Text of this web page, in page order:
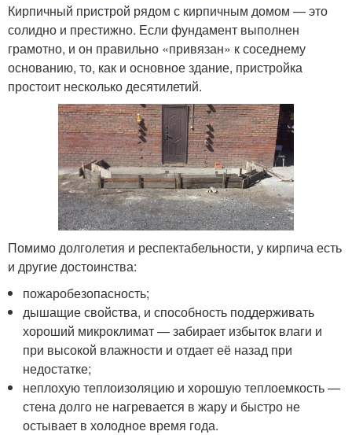
Кирпичный пристрой рядом с кирпичным домом — это
солидно и престижно. Если фундамент выполнен
грамотно, и он правильно «привязан» к соседнему
основанию, то, как и основное здание, пристройка
простоит несколько десятилетий.
Помимо долголетия и респектабельности, у кирпича есть
и другие достоинства:
пожаробезопасность;
дышащие свойства, и способность поддерживать
хороший микроклимат — забирает избыток влаги и
при высокой влажности и отдает её назад при
недостатке;
неплохую теплоизоляцию и хорошую теплоемкость —
стена долго не нагревается в жару и быстро не
остывает в холодное время года.